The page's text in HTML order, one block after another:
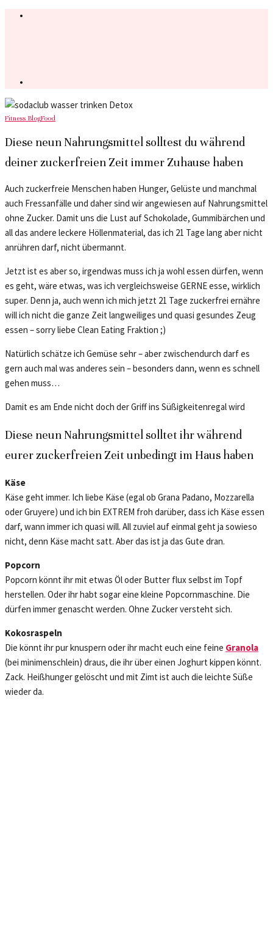
Fitness BlogFood
Diese neun Nahrungsmittel solltest du während
deiner zuckerfreien Zeit immer Zuhause haben
Auch zuckerfreie Menschen haben Hunger, Gelüste und manchmal
auch Fressanfälle und daher sind wir angewiesen auf Nahrungsmittel
ohne Zucker. Damit uns die Lust auf Schokolade, Gummibärchen und
all das andere leckere Höllenmaterial, das ich 21 Tage lang aber nicht
anrühren darf, nicht übermannt.
Jetzt ist es aber so, irgendwas muss ich ja wohl essen dürfen, wenn
es geht, wäre etwas, was ich vergleichsweise GERNE esse, wirklich
super. Denn ja, auch wenn ich mich jetzt 21 Tage zuckerfrei ernähre
will ich nicht die ganze Zeit langweiliges und quasi gesundes Zeug
essen – sorry liebe Clean Eating Fraktion ;)
Natürlich schätze ich Gemüse sehr – aber zwischendurch darf es
gern auch mal was anderes sein – besonders dann, wenn es schnell
gehen muss…
Damit es am Ende nicht doch der Griff ins Süßigkeitenregal wird
Diese neun Nahrungsmittel solltet ihr während
eurer zuckerfreien Zeit unbedingt im Haus haben
Käse
Käse geht immer. Ich liebe Käse (egal ob Grana Padano, Mozzarella
oder Gruyere) und ich bin EXTREM froh darüber, dass ich Käse essen
darf, wann immer ich quasi will. All zuviel auf einmal geht ja sowieso
nicht, denn Käse macht satt. Aber das ist ja das Gute dran.
Popcorn
Popcorn könnt ihr mit etwas Öl oder Butter flux selbst im Topf
herstellen. Oder ihr habt sogar eine kleine Popcornmaschine. Die
dürfen immer genascht werden. Ohne Zucker versteht sich.
Kokosraspeln
Die könnt ihr pur knuspern oder ihr macht euch eine feine Granola
(bei minimenschlein) draus, die ihr über einen Joghurt kippen könnt.
Zack. Heißhunger gelöscht und mit Zimt ist auch die leichte Süße
wieder da.